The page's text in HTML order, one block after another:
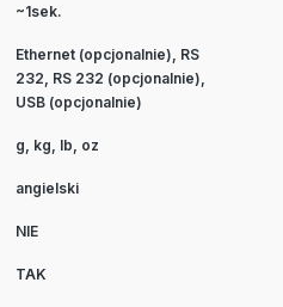
~1sek.
Ethernet (opcjonalnie), RS
232, RS 232 (opcjonalnie),
USB (opcjonalnie)
g, kg, lb, oz
angielski
NIE
TAK